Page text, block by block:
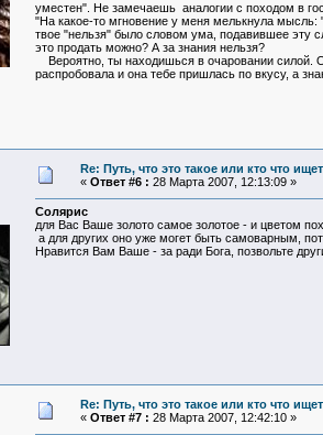
уместен". Не замечаешь аналогии с походом в
"На какое-то мгновение у меня мелькнула мысль:
твое "нельзя" было словом ума, подавившее эту
это продать можно? А за знания нельзя?
Вероятно, ты находишься в очаровании силой.
распробовала и она тебе пришлась по вкусу, а
Re: Путь, что это такое или кто что
« Ответ #6 : 28 Марта 2007, 12:13:09 »
Солярис
для Вас Ваше золото самое золотое - и цветом
а для других оно уже могет быть самоварным,
Нравится Вам Ваше - за ради Бога, позвольте
Re: Путь, что это такое или кто что
« Ответ #7 : 28 Марта 2007, 12:42:10 »